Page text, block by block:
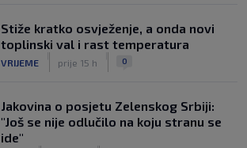
Stiže kratko osvježenje, a onda novi
toplinski val i rast temperatura
VRIJEME prije 15 h 0
Jakovina o posjetu Zelenskog Srbiji:
"Još se nije odlučilo na koju stranu se
ide"